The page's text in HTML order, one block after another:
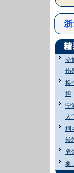
交
伤
换
担
宁
人”
桐
转
省
象